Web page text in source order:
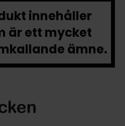
innehåller
är ett mycket
ämne.